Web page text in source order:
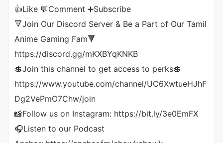
👍Like 💬Comment ➕Subscribe
🔻Join Our Discord Server & Be a Part of Our Tamil
Anime Gaming Fam🔻
https://discord.gg/mKXBYqKNKB
💲Join this channel to get access to perks💲
https://www.youtube.com/channel/UC6XwtueHJhF
Dg2VePmO7Chw/join
📸Follow us on Instagram: https://bit.ly/3e0EmFX
🎧Listen to our Podcast